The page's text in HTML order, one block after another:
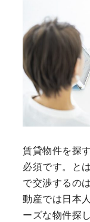
賃貸物件を探
必須です。と
で交渉するの
動産では日本
ーズな物件探